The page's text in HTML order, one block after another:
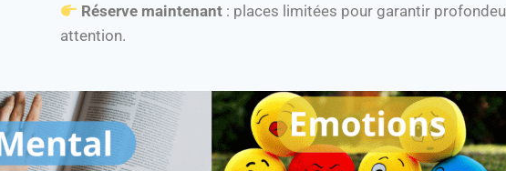
Réserve maintenant : places limitées pour garantir
attention.